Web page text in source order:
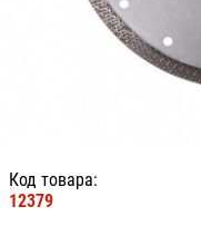
Код товара:
12379